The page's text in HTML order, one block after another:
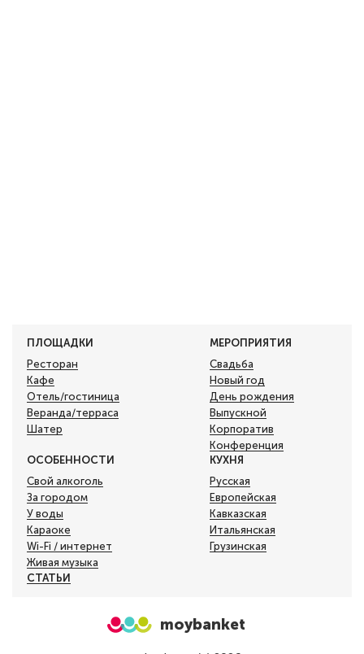
ПЛОЩАДКИ
Ресторан
Кафе
Отель/гостиница
Веранда/терраса
Шатер
МЕРОПРИЯТИЯ
Свадьба
Новый год
День рождения
Выпускной
Корпоратив
Конференция
ОСОБЕННОСТИ
Свой алкоголь
За городом
У воды
Караоке
Wi-Fi / интернет
Живая музыка
КУХНЯ
Русская
Европейская
Кавказская
Итальянская
Грузинская
СТАТЬИ
moybanket